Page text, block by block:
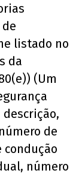
listado no
da
(Um
de
condução
número